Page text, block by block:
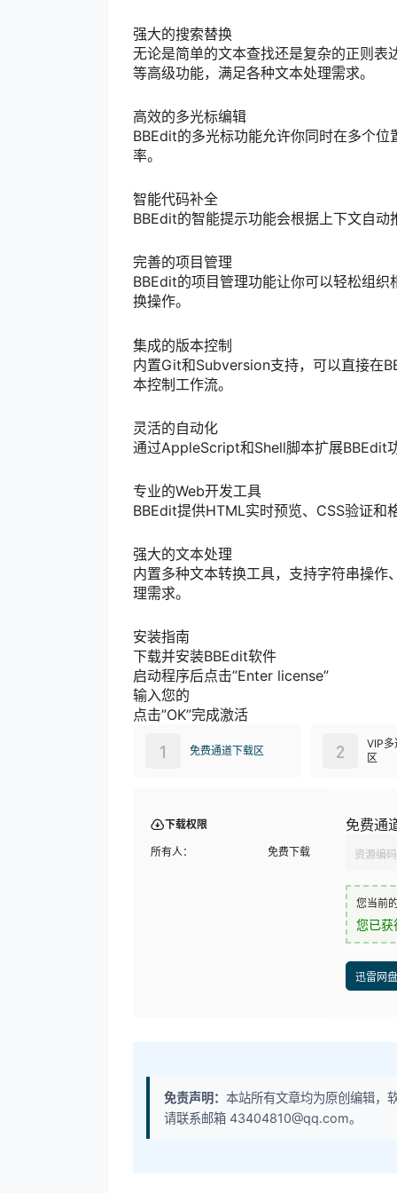
强大的搜索替换
无论是简单的文本查找还是复杂的正则
等高级功能，满足各种文本处理需求。
高效的多光标编辑
BBEdit的多光标功能允许你同时在多个
率。
智能代码补全
BBEdit的智能提示功能会根据上下文自
完善的项目管理
BBEdit的项目管理功能让你可以轻松组
换操作。
集成的版本控制
内置Git和Subversion支持，可以直接在
本控制工作流。
灵活的自动化
通过AppleScript和Shell脚本扩展BBEdit
专业的Web开发工具
BBEdit提供HTML实时预览、CSS验证和
强大的文本处理
内置多种文本转换工具，支持字符串操
理需求。
安装指南
下载并安装BBEdit软件
启动程序后点击”Enter license”
输入您的
点击”OK”完成激活
免费通道下载区
1
VIP
区
2
下载权限
所有人： 免费下载
免费通
资源编
您当前
您已获
迅雷网盘
免责声明： 本站所有文章均为原创编辑，
请联系邮箱 43404810@qq.com。